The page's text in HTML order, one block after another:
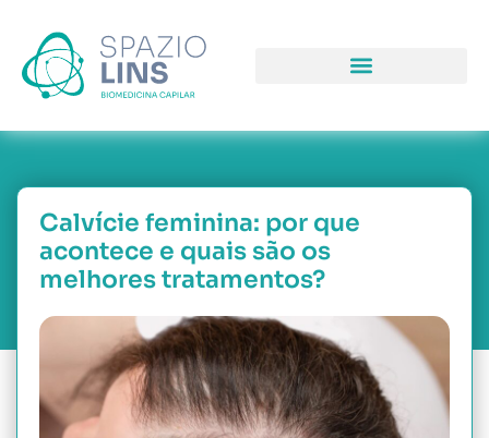
Calvície feminina: por que
acontece e quais são os
melhores tratamentos?